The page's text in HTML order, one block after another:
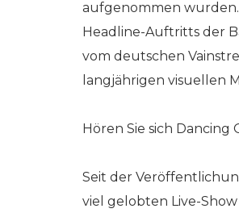
aufgenommen
Headline-Auftritts der
vom deutschen
langjährigen visuellen
Hören Sie sich Dancing
Seit der
viel gelobten Live-